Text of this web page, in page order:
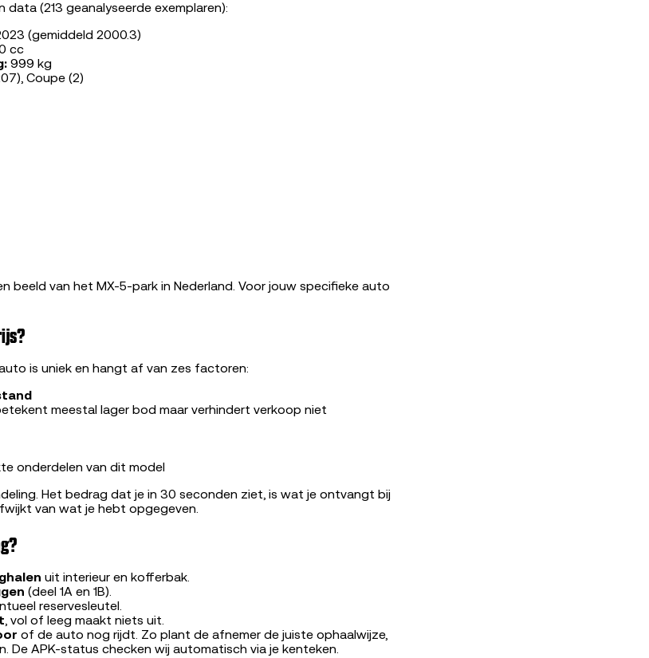
data (213 geanalyseerde exemplaren):
(gemiddeld 2000.3)
cc
999 kg
Coupe (2)
beeld van het MX-5-park in Nederland. Voor jouw specifieke auto
is uniek en hangt af van zes factoren:
meestal lager bod maar verhindert verkoop niet
onderdelen van dit model
Het bedrag dat je in 30 seconden ziet, is wat je ontvangt bij
van wat je hebt opgegeven.
uit interieur en kofferbak.
(deel 1A en 1B).
reservesleutel.
, vol of leeg maakt niets uit.
of de auto nog rijdt. Zo plant de afnemer de juiste ophaalwijze,
De APK-status checken wij automatisch via je kenteken.